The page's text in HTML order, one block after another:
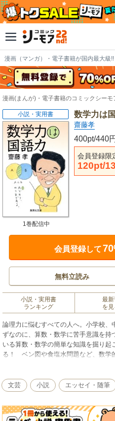
漫画（マンガ）・電子書籍が国内最大級!!
漫画(まんが)・電子書籍のコミックシーモ
数学力は
齋藤孝
400pt/440
会員登録限
120pt/
小説・実用書
1巻配信中
会員登録して
無料立読み
小説・実用書
ランキング
最新
を見
論理力に悩むすべての人へ。小学校、
ずなのに、算数・数学に苦手意識を持
いる算数・数学の簡単な知識を掘り起
る！ ベン図や食塩水問題など、数学
方をスッキリ組み立てられて、日常
文芸 小説 エッセイ・随筆